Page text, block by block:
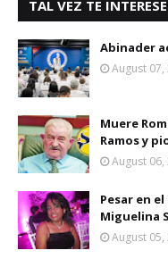
TAL VEZ TE
Abinader
August 07,
Muere
Ramos y
August 06,
Pesar en
Miguelina
August 05,